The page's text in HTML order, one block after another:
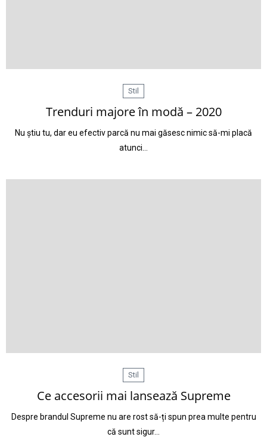
Stil
Trenduri majore în modă – 2020
Nu știu tu, dar eu efectiv parcă nu mai găsesc nimic să-mi placă
atunci…
Stil
Ce accesorii mai lansează Supreme
Despre brandul Supreme nu are rost să-ți spun prea multe pentru
că sunt sigur…